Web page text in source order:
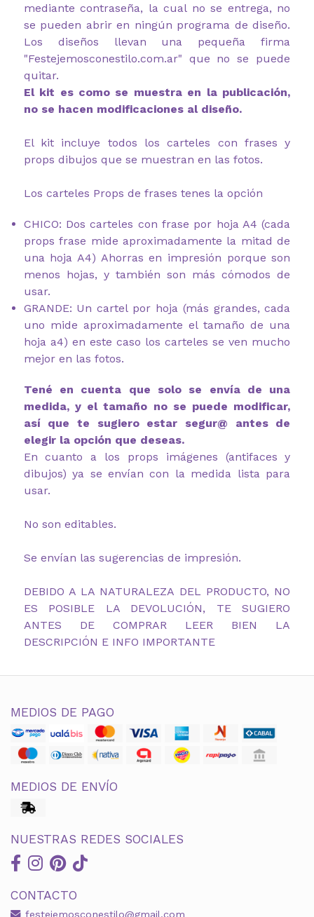
mediante contraseña, la cual no se entrega, no
se pueden abrir en ningún programa de diseño.
Los diseños llevan una pequeña firma
"Festejemosconestilo.com.ar" que no se puede
quitar.
El kit es como se muestra en la publicación,
no se hacen modificaciones al diseño.
El kit incluye todos los carteles con frases y
props dibujos que se muestran en las fotos.
Los carteles Props de frases tenes la opción
CHICO: Dos carteles con frase por hoja A4 (cada
props frase mide aproximadamente la mitad de
una hoja A4) Ahorras en impresión porque son
menos hojas, y también son más cómodos de
usar.
GRANDE: Un cartel por hoja (más grandes, cada
uno mide aproximadamente el tamaño de una
hoja a4) en este caso los carteles se ven mucho
mejor en las fotos.
Tené en cuenta que solo se envía de una
medida, y el tamaño no se puede modificar,
así que te sugiero estar segur@ antes de
elegir la opción que deseas.
En cuanto a los props imágenes (antifaces y
dibujos) ya se envían con la medida lista para
usar.
No son editables.
Se envían las sugerencias de impresión.
DEBIDO A LA NATURALEZA DEL PRODUCTO, NO
ES POSIBLE LA DEVOLUCIÓN, TE SUGIERO
ANTES DE COMPRAR LEER BIEN LA
DESCRIPCIÓN E INFO IMPORTANTE
MEDIOS DE PAGO
MEDIOS DE ENVÍO
NUESTRAS REDES SOCIALES
CONTACTO
festejemosconestilo@gmail.com